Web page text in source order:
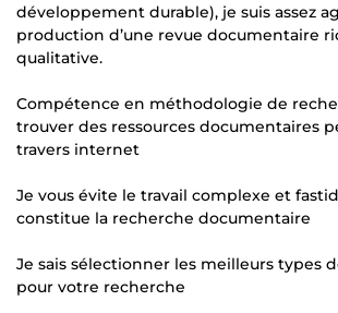
développement durable), je suis assez
production d’une revue documentaire
qualitative.
Compétence en méthodologie de
trouver des ressources documentaires
travers internet
Je vous évite le travail complexe et
constitue la recherche documentaire
Je sais sélectionner les meilleurs types
pour votre recherche